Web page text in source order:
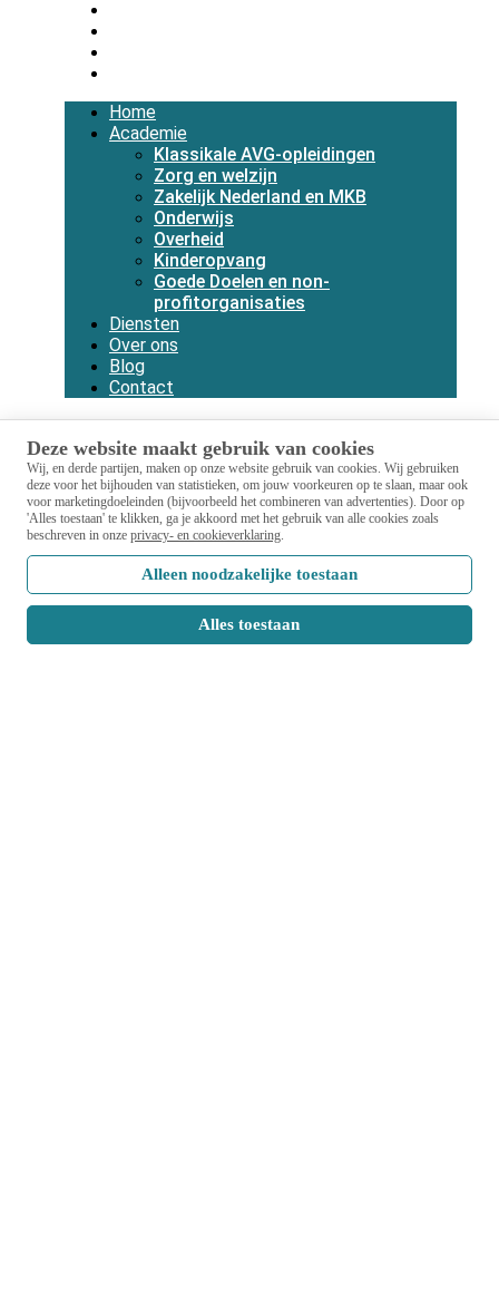
Deze website maakt gebruik van cookies
Wij, en derde partijen, maken op onze website gebruik van cookies. Wij gebruiken
deze voor het bijhouden van statistieken, om jouw voorkeuren op te slaan, maar ook
voor marketingdoeleinden (bijvoorbeeld het combineren van advertenties). Door op
'Alles toestaan' te klikken, ga je akkoord met het gebruik van alle cookies zoals
beschreven in onzeprivacy- en cookieverklaring.
Alleen noodzakelijke toestaan
Alles toestaan
Home
Academie
Klassikale AVG-opleidingen
Zorg en welzijn
Zakelijk Nederland en MKB
Onderwijs
Overheid
Kinderopvang
Goede Doelen en non-
profitorganisaties
Diensten
Over ons
Blog
Contact